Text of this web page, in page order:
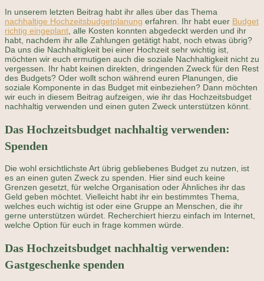
In unserem letzten Beitrag habt ihr alles über das Thema
nachhaltige Hochzeitsbudgetplanung erfahren. Ihr habt euer Budget
richtig eingeplant , alle Kosten konnten abgedeckt werden und ihr
habt, nachdem ihr alle Zahlungen getätigt habt, noch etwas übrig?
Da uns die Nachhaltigkeit bei einer Hochzeit sehr wichtig ist,
möchten wir euch ermutigen auch die soziale Nachhaltigkeit nicht zu
vergessen. Ihr habt keinen direkten, dringenden Zweck für den Rest
des Budgets? Oder wollt schon während euren Planungen, die
soziale Komponente in das Budget mit einbeziehen? Dann möchten
wir euch in diesem Beitrag aufzeigen, wie ihr das Hochzeitsbudget
nachhaltig verwenden und einen guten Zweck unterstützen könnt.
Das Hochzeitsbudget nachhaltig verwenden:
Spenden
Die wohl ersichtlichste Art übrig gebliebenes Budget zu nutzen, ist
es an einen guten Zweck zu spenden. Hier sind euch keine
Grenzen gesetzt, für welche Organisation oder Ähnliches ihr das
Geld geben möchtet. Vielleicht habt ihr ein bestimmtes Thema,
welches euch wichtig ist oder eine Gruppe an Menschen, die ihr
gerne unterstützen würdet. Recherchiert hierzu einfach im Internet,
welche Option für euch in frage kommen würde.
Das Hochzeitsbudget nachhaltig verwenden:
Gastgeschenke spenden